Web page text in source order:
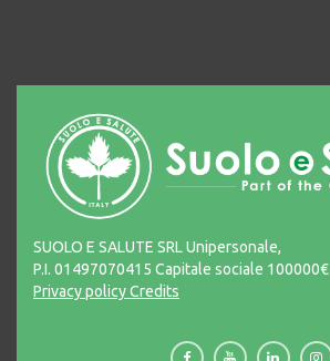
SUOLO E SALUTE SRL Unipersonale,
P.I. 01497070415 Capitale sociale 100000€
Privacy policyCredits